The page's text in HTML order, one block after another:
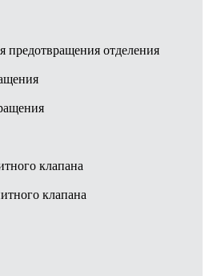
предотвращения отделения
клапана
клапана